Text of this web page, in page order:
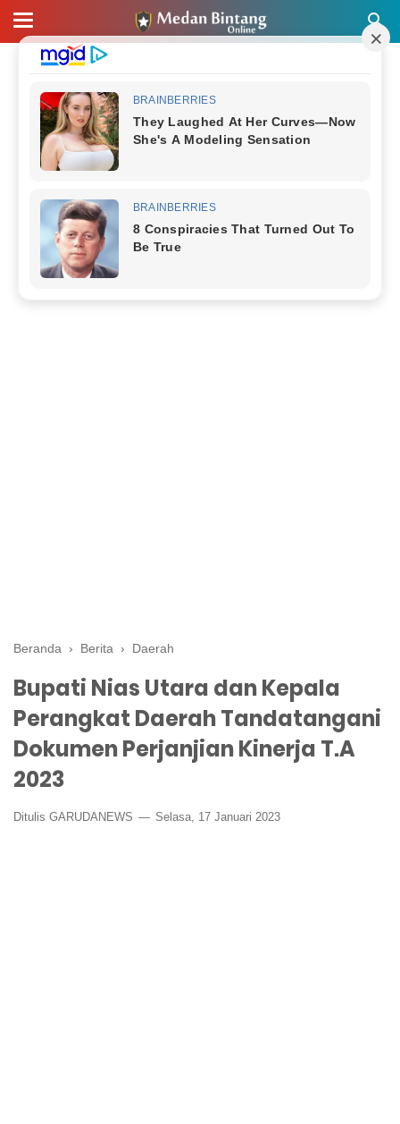
Beranda › Berita › Daerah
Bupati Nias Utara dan Kepala
Perangkat Daerah Tandatangani
Dokumen Perjanjian Kinerja T.A
2023
Ditulis GARUDANEWS Selasa, 17 Januari 2023